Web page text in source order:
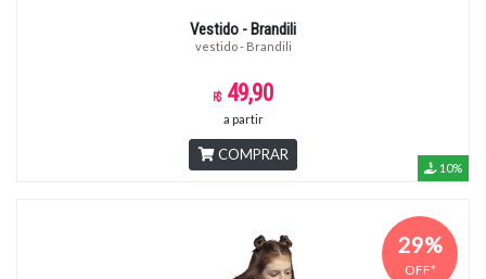
Vestido - Brandili
vestido - Brandili
49,90
a partir
COMPRAR
10%
29%
OFF*